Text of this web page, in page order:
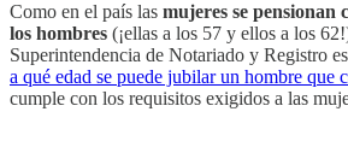
Como en el país las mujeres se pensionan
los hombres (¡ellas a los 57 y ellos a los
Superintendencia de Notariado y Registro
a qué edad se puede jubilar un hombre que
cumple con los requisitos exigidos a las